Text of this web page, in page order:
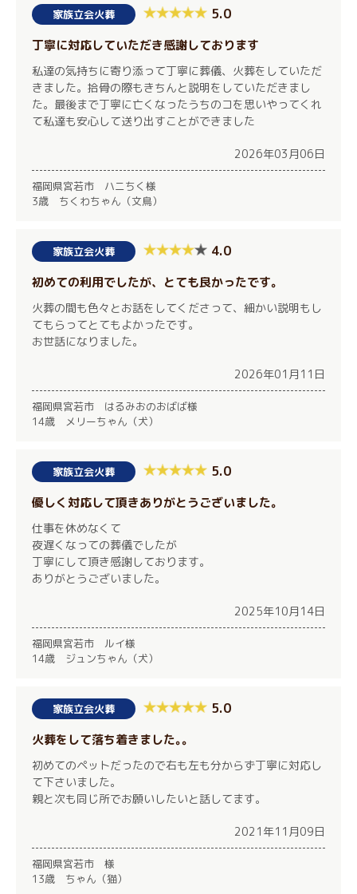
家族立会火葬 5.0
丁寧に対応していただき感謝しております
私達の気持ちに寄り添って丁寧に葬儀、火葬をしていただ
きました。拾骨の際もきちんと説明をしていただきまし
た。最後まで丁寧に亡くなったうちのコを思いやってくれ
て私達も安心して送り出すことができました
2026年03月06日
福岡県宮若市 ハニちく様
3歳 ちくわちゃん（文鳥）
家族立会火葬 4.0
初めての利用でしたが、とても良かったです。
火葬の間も色々とお話をしてくださって、細かい説明もし
てもらってとてもよかったです。
お世話になりました。
2026年01月11日
福岡県宮若市 はるみおのおばば様
14歳 メリーちゃん（犬）
家族立会火葬 5.0
優しく対応して頂きありがとうございました。
仕事を休めなくて
夜遅くなっての葬儀でしたが
丁寧にして頂き感謝しております。
ありがとうございました。
2025年10月14日
福岡県宮若市 ルイ様
14歳 ジュンちゃん（犬）
家族立会火葬 5.0
火葬をして落ち着きました｡｡
初めてのペットだったので右も左も分からず丁寧に対応し
て下さいました。
親と次も同じ所でお願いしたいと話してます。
2021年11月09日
福岡県宮若市 様
13歳 ちゃん（猫）